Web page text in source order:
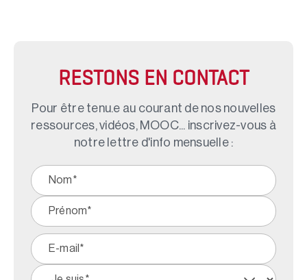
RESTONS EN CONTACT
Pour être tenu.e au courant de nos nouvelles
ressources, vidéos, MOOC... inscrivez-vous à
notre lettre d'info mensuelle :